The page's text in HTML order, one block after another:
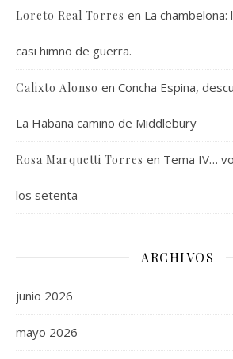
Loreto Real Torres en La
casi himno de guerra.
Calixto Alonso en Concha Espina,
La Habana camino de Middlebury
Rosa Marquetti Torres en Tema IV…
los setenta
ARCHIVOS
junio 2026
mayo 2026